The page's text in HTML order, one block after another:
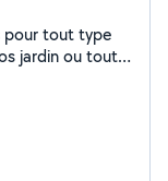
pour tout type
jardin ou tout